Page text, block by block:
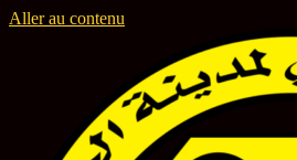
Aller au contenu